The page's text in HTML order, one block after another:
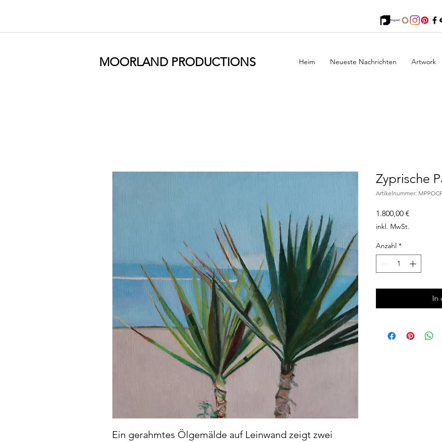
MOORLAND PRODUCTIONS Heim Neueste Nachrichten Artwork
Ein gerahmtes Ölgemälde auf Leinwand zeigt zwei
Zyprische
Artikelnummer:
1.800,00 €
inkl. MwSt.
Anzahl *
In